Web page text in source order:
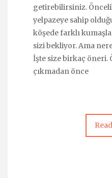
getirebilirsiniz.
yelpazeye sahip
köşede farklı
sizi bekliyor. Ama
İşte size birkaç öneri.
çıkmadan önce